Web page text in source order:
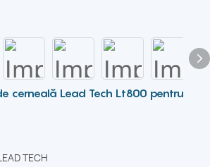
cerneală Lead Tech Lt800 pentru
TECH